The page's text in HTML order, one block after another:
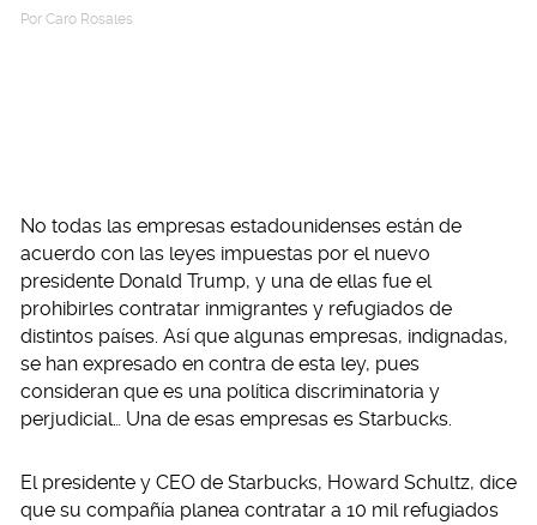
Por Caro Rosales
No todas las empresas estadounidenses están de
acuerdo con las leyes impuestas por el nuevo
presidente Donald Trump, y una de ellas fue el
prohibirles contratar inmigrantes y refugiados de
distintos países. Así que algunas empresas, indignadas,
se han expresado en contra de esta ley, pues
consideran que es una política discriminatoria y
perjudicial… Una de esas empresas es Starbucks.
El presidente y CEO de Starbucks, Howard Schultz, dice
que su compañía planea contratar a 10 mil refugiados